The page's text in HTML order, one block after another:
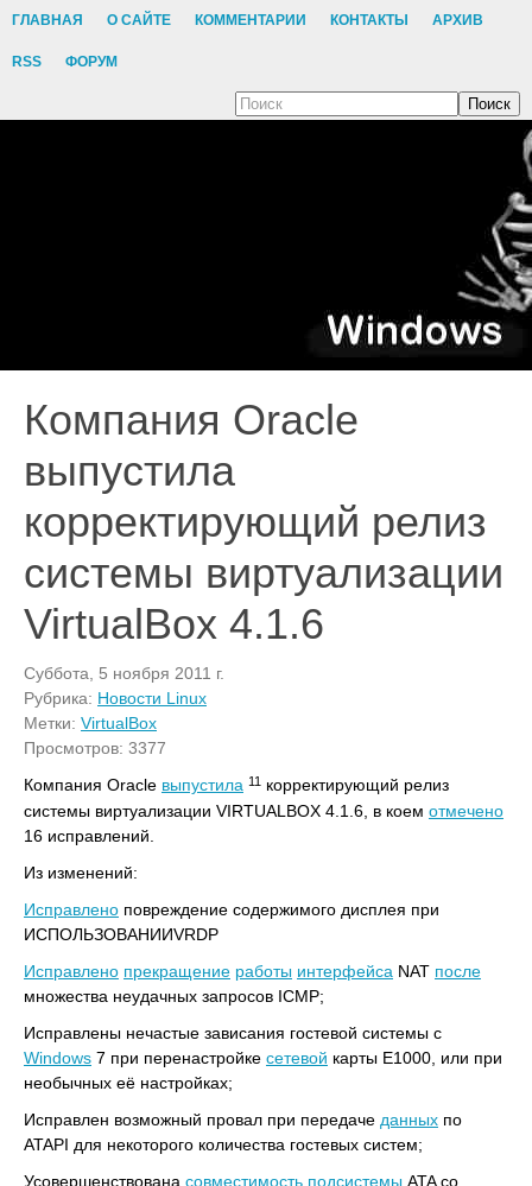
ГЛАВНАЯ О САЙТЕ КОММЕНТАРИИ КОНТАКТЫ АРХИВ
RSS ФОРУМ
Поиск
Компания Oracle
выпустила
корректирующий релиз
системы виртуализации
VirtualBox 4.1.6
Суббота, 5 ноября 2011 г.
Рубрика: Новости Linux
Метки: VirtualBox
Просмотров: 3377
Компания Oracle выпустила 11 корректирующий релиз
системы виртуализации VIRTUALBOX 4.1.6, в коем отмечено
16 исправлений.
Из изменений:
Исправлено повреждение содержимого дисплея при
ИСПОЛЬЗОВАНИИVRDP
Исправлено прекращение работы интерфейса NAT после
множества неудачных запросов ICMP;
Исправлены нечастые зависания гостевой системы с
Windows 7 при перенастройке сетевой карты E1000, или при
необычных её настройках;
Исправлен возможный провал при передаче данных по
ATAPI для некоторого количества гостевых систем;
Усовершенствована совместимость подсистемы ATA со